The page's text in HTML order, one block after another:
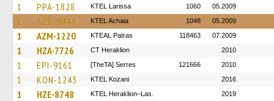
1 PPA-1828 KTEL Larissa 1060 05.2009
1 AZB-9444 KTEL Achaia 1048 05.2009
1 AZM-1220 KTEAL Patras 118463 07.2009
1 HZA-7726 CT Heraklion 2010
1 EPI-9161 [TheTA] Serres 121666 2010
1 KON-1243 ΚΤΕL Kozani 2016
1 HZE-8748 KTEL Heraklion–Las. 2019